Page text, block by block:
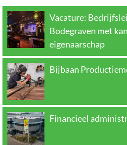
Vacature:
Bodegraven met
eigenaarschap
Bijbaan
Financieel